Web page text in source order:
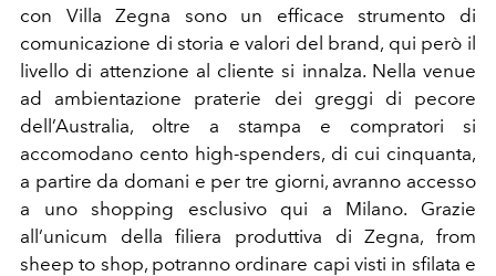
con Villa Zegna sono un efficace strumento di
comunicazione di storia e valori del brand, qui però il
livello di attenzione al cliente si innalza. Nella venue
ad ambientazione praterie dei greggi di pecore
dell’Australia, oltre a stampa e compratori si
accomodano cento high-spenders, di cui cinquanta,
a partire da domani e per tre giorni, avranno accesso
a uno shopping esclusivo qui a Milano. Grazie
all’unicum della filiera produttiva di Zegna, from
sheep to shop, potranno ordinare capi visti in sfilata e